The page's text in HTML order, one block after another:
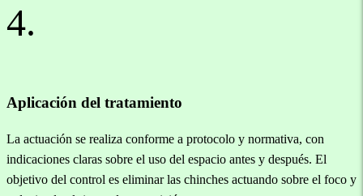
4.
Aplicación del tratamiento
La actuación se realiza conforme a protocolo y normativa, con
indicaciones claras sobre el uso del espacio antes y después. El
objetivo del control es eliminar las chinches actuando sobre el foco y